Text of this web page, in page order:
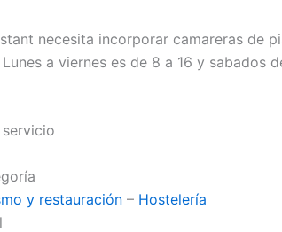
necesita incorporar camareras de
a viernes es de 8 a 16 y sabados
y restauración – Hostelería